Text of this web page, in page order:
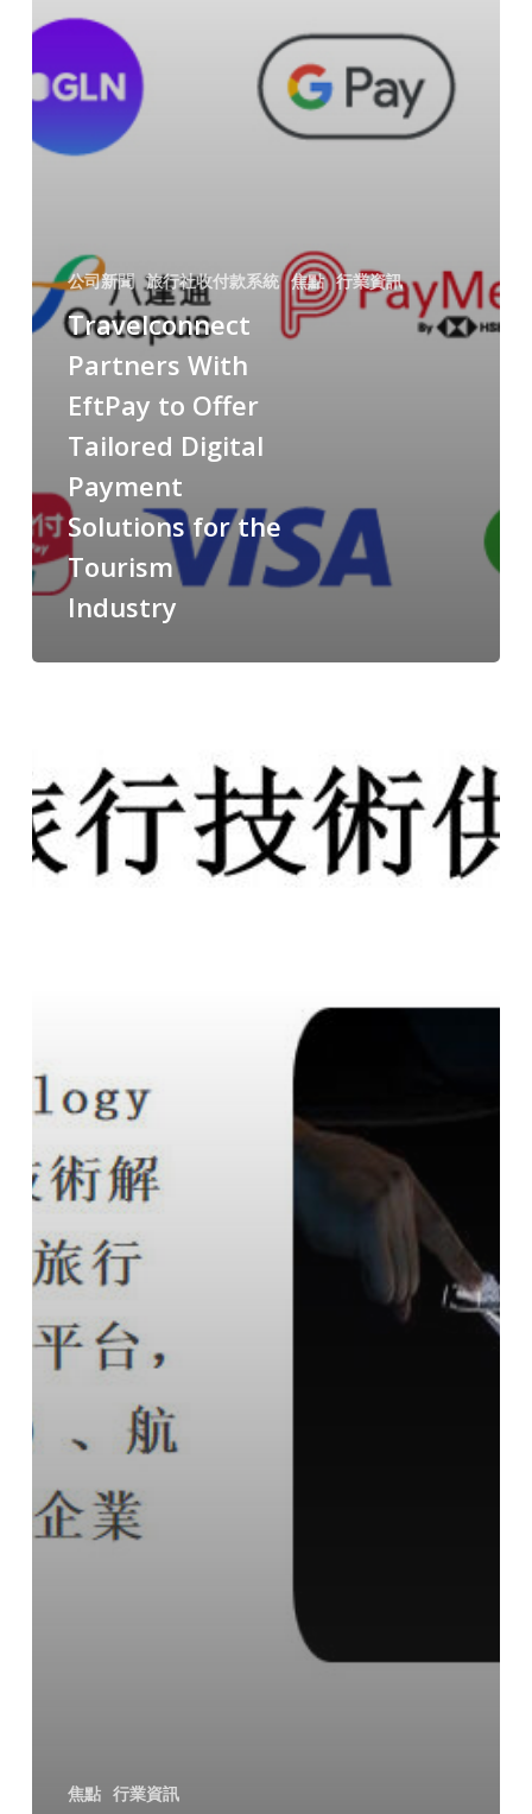
公司新聞 旅行社收付款系統 焦點 行業資訊
Travelconnect
Partners With
EftPay to Offer
Tailored Digital
Payment
Solutions for the
Tourism
Industry
焦點 行業資訊